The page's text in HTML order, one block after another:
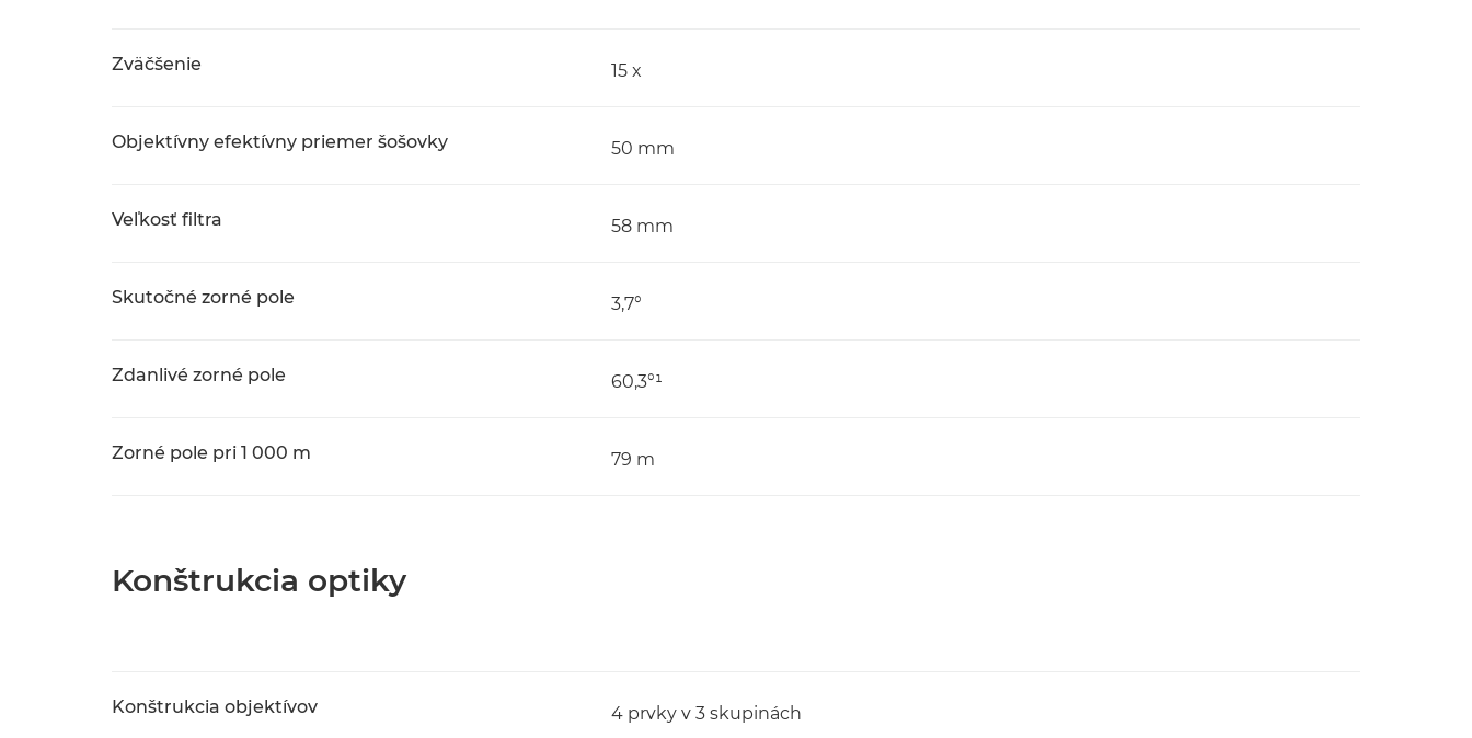
Zväčšenie 15 x
Objektívny efektívny priemer šošovky 50 mm
Veľkosť filtra 58 mm
Skutočné zorné pole 3,7°
Zdanlivé zorné pole 60,3°¹
Zorné pole pri 1 000 m 79 m
Konštrukcia optiky
Konštrukcia objektívov 4 prvky v 3 skupinách